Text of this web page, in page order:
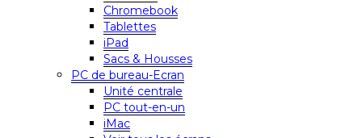
Chromebook
Tablettes
iPad
Sacs & Housses
PC de bureau-Ecran
Unité centrale
PC tout-en-un
iMac